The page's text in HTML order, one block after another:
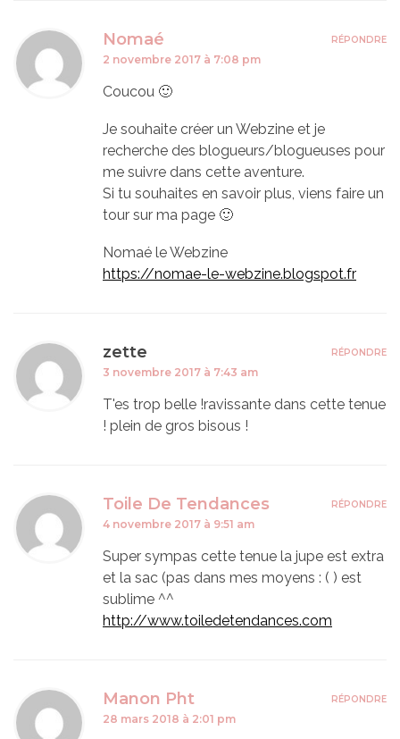
Nomaé
2 novembre 2017 à 7:08 pm
Coucou 🙂
Je souhaite créer un Webzine et je
recherche des blogueurs/blogueuses pour
me suivre dans cette aventure.
Si tu souhaites en savoir plus, viens faire un
tour sur ma page 🙂
Nomaé le Webzine
https://nomae-le-webzine.blogspot.fr
RÉPONDRE
zette
3 novembre 2017 à 7:43 am
T'es trop belle !ravissante dans cette tenue
! plein de gros bisous !
RÉPONDRE
Toile De Tendances
4 novembre 2017 à 9:51 am
Super sympas cette tenue la jupe est extra
et la sac (pas dans mes moyens : ( ) est
sublime ^^
http://www.toiledetendances.com
RÉPONDRE
Manon Pht
28 mars 2018 à 2:01 pm
RÉPONDRE